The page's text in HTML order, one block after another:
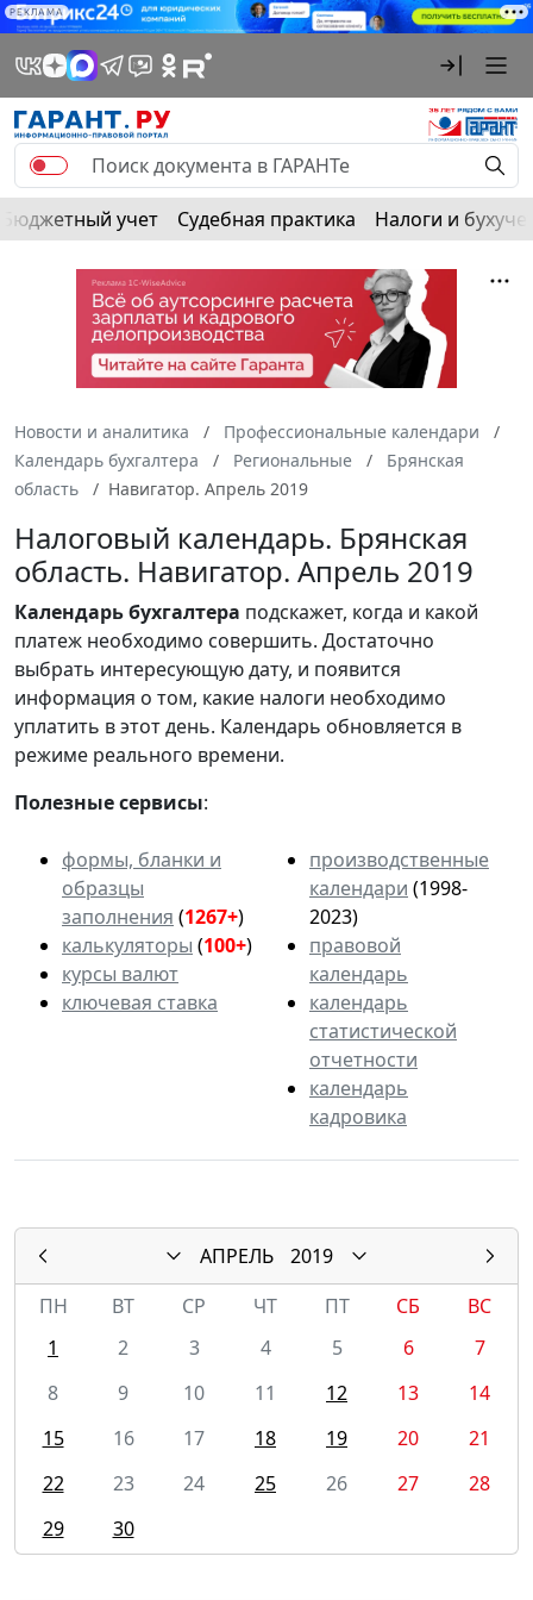
РЕКЛАМА
Бюджетный учет Судебная практика Налоги и
Новости и аналитика
Профессиональные календари
Календарь бухгалтера
Региональные
Брянская
область
Навигатор. Апрель 2019
Налоговый календарь. Брянская
область. Навигатор. Апрель 2019
Календарьбухгалтера подскажет, когда и какой
платеж необходимо совершить. Достаточно
выбрать интересующую дату, и появится
информация о том, какие налоги необходимо
уплатить в этот день. Календарь обновляется в
режиме реального времени.
Полезные сервисы:
формы, бланки и
образцы
заполнения (1267+)
калькуляторы (100+)
курсы валют
ключевая ставка
производственные
календари (1998-
2023)
правовой
календарь
календарь
статистической
отчетности
календарь
кадровика
АПРЕЛЬ
2019
ПН
ВТ СР ЧТ ПТ СБ
ВС
1
2 3 4 5 6
7
8
9 10 11 12 13
14
15
16 17 18 19 20
21
22
23 24 25 26 27
28
29
30